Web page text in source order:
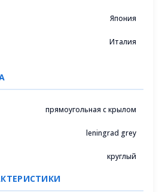
Япония
Италия
прямоугольная с крылом
leningrad grey
круглый